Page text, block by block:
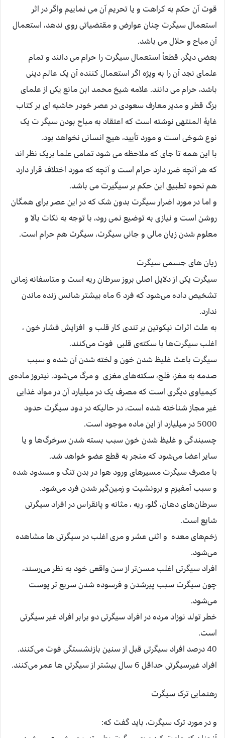
قوت آن حکم به کراهت و یا تحریم آن می نماییم واگر در اثر
استعمال سیگرت چنان عوارض و مقتضیاتی روی ندهد، استعمال
آن مباح و حلال می باشد.
بعضی دیگر، قطعاً استعمال سیگرت را حرام می دانند و تمام
علمای نجد آن را به ویژه اگر استعمال کننده آن یک عالم دینی
باشد، حرام می دانند. علامه شیخ محمد ابن مانع یکی از علمای
بزگ قطر و مدیر معارف سعودی در عصر خودر حاشیه ای بر کتاب
غایۀ المنتهی نوشته است که اعتقاد به مباح بودن سیگر ت یک
نوع شوخی است و مورد تأیید، هیچ انسانی نخواهد بود.
با این همه تا جای که ملاحظه می شود تمامی علما بریک نظر اند
که هر آنچه ضرر دارد حرام است و آنچه که مورد اختلاف قرار دارد
هم نحوه تطبیق این حکم بر سیگیرت می باشد.
و اما در مورد اضرار سیگرت بدون شک که در این عصر برای همگان
روشن است و نیازی به توضیع نمی رود، با توجه به نکات بالا و
معلوم شدن زیان مالی و جانی سیگرت، سیگرت هم حرام است.
زیان های جسمی سیگرت
سیگرت یکی از دلایل اصلی بروز سرطان ریه است و متاسفانه زمانی
تشخیص داده می‌شود که فرد 6 ماه بیشتر شانس زنده ماندن
ندارد.
به علت اثرات نیکوتین بر تندی کار قلب و افزایش فشار خون ،
اغلب سیگرت‌ها با سکته‌ی قلبی فوت می‌کنند.
سیگرت باعث غلیظ شدن خون و لخته شدن آن شده و سبب
صدمه به مغز، فلج، سکته‌های مغزی و مرگ می‌شود. نیتروز ماده‌ی
کیمیاوی دیگری است که مصرف یک در میلیارد آن در مواد غذایی
غیر مجاز شناخته شده است، در حالیکه در دود سیگرت حدود
5000 در میلیارد از این ماده موجود است.
چسبندگی و غلیظ شدن خون سبب بسته شدن سرخرگ‌ها و یا
سایر اعضا می‌شود که منجر به قطع عضو خواهد شد.
با مصرف سیگرت مسیرهای ورود هوا در بدن تنگ و مسدود شده
و سبب آمفیزم و برونشیت و زمین‌گیر شدن فرد می‌شود.
سرطان‌های دهان، گلو، ریه ، مثانه و پانقراس در افراد سیگرتی
شایع است.
زخم‌های معده و اثنی عشر و مری اغلب در سیگرتی ‌ها مشاهده
می‌شود.
افراد سیگرتی اغلب مسن‌تر از سن واقعی خود به نظر می‌رسند،
چون سیگرت سبب پیرشدن و فرسوده شدن سریع تر پوست
می‌شود.
خطر تولد نوزاد مرده در افراد سیگرتی دو برابر افراد غیر سیگرتی
است.
40 درصد افراد سیگرتی قبل از سنین بازنشستگی فوت می‌کنند.
افراد غیرسیگرتی حداقل 6 سال بیشتر از سیگرتی ها عمر می‌کنند.
رهنمایی ترک سیگرت
و در مورد ترک سیگرت، باید گفت که: